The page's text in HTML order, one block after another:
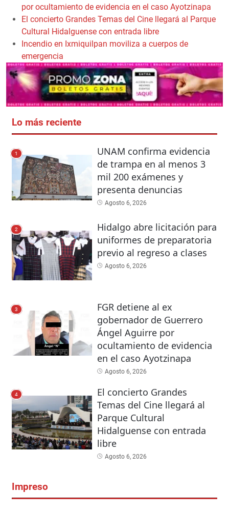
por ocultamiento de evidencia en el caso Ayotzinapa
El concierto Grandes Temas del Cine llegará al Parque
Cultural Hidalguense con entrada libre
Incendio en Ixmiquilpan moviliza a cuerpos de
emergencia
Lo más reciente
1
UNAM confirma evidencia
de trampa en al menos 3
mil 200 exámenes y
presenta denuncias
Agosto 6, 2026
2
Hidalgo abre licitación para
uniformes de preparatoria
previo al regreso a clases
Agosto 6, 2026
3
FGR detiene al ex
gobernador de Guerrero
Ángel Aguirre por
ocultamiento de evidencia
en el caso Ayotzinapa
Agosto 6, 2026
4
El concierto Grandes
Temas del Cine llegará al
Parque Cultural
Hidalguense con entrada
libre
Agosto 6, 2026
Impreso